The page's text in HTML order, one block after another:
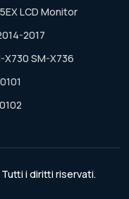
LCD Monitor
2017
X730 SM-X736
i diritti riservati.